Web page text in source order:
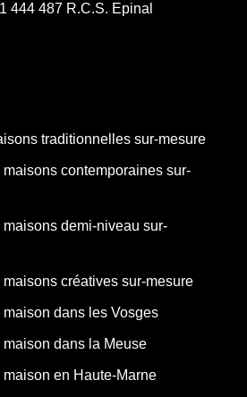
444 487 R.C.S. Epinal
traditionnelles sur-mesure
contemporaines sur-
demi-niveau sur-
créatives sur-mesure
dans les Vosges
dans la Meuse
en Haute-Marne